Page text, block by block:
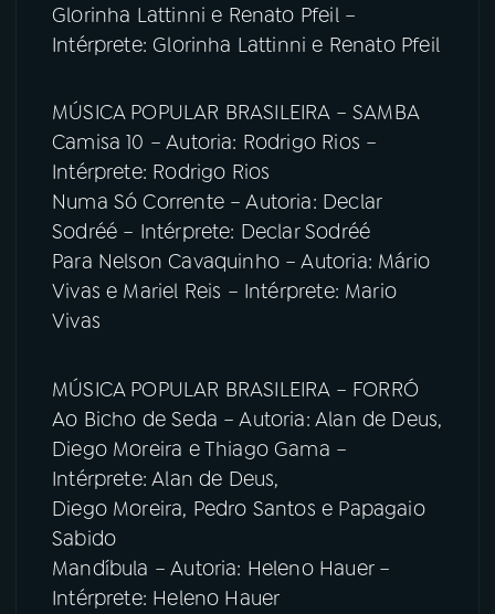
Glorinha Lattinni e Renato Pfeil –
Intérprete: Glorinha Lattinni e Renato Pfeil
MÚSICA POPULAR BRASILEIRA – SAMBA
Camisa 10 – Autoria: Rodrigo Rios –
Intérprete: Rodrigo Rios
Numa Só Corrente – Autoria: Declar
Sodréé – Intérprete: Declar Sodréé
Para Nelson Cavaquinho – Autoria: Mário
Vivas e Mariel Reis – Intérprete: Mario
Vivas
MÚSICA POPULAR BRASILEIRA – FORRÓ
Ao Bicho de Seda – Autoria: Alan de Deus,
Diego Moreira e Thiago Gama –
Intérprete: Alan de Deus,
Diego Moreira, Pedro Santos e Papagaio
Sabido
Mandíbula – Autoria: Heleno Hauer –
Intérprete: Heleno Hauer